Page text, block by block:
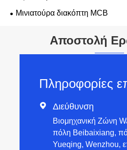
Μινιατούρα διακόπτη MCB
Αποστολή
Πληροφορίες
 Διεύθυνση
Βιομηχανική Ζώνη
πόλη Beibaixiang,
Yueqing, Wenzhou,